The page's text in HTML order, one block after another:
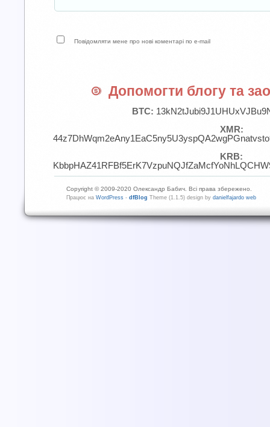
Повідомляти мене про нові коментарі по e-mail
Допомогти блогу та
BTC:
XMR:
KRB:
Copyright © 2009-2020 Олександр Бабич. Всі права збережено.
Працює на WordPress - dfBlog Theme (1.1.5) design by danielfajardo web